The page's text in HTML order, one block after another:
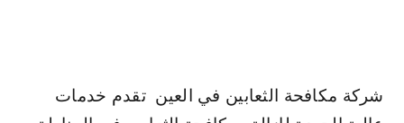
شركة مكافحة الثعابين في العين تقدم خدمات